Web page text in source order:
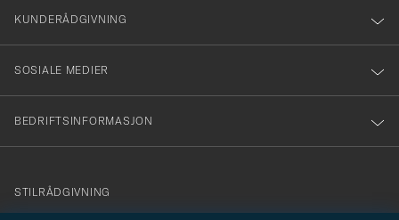
nyhetsbrev!
KUNDERÅDGIVNING
SOSIALE MEDIER
BEDRIFTSINFORMASJON
info@careofcarl.no
STILRÅDGIVNING